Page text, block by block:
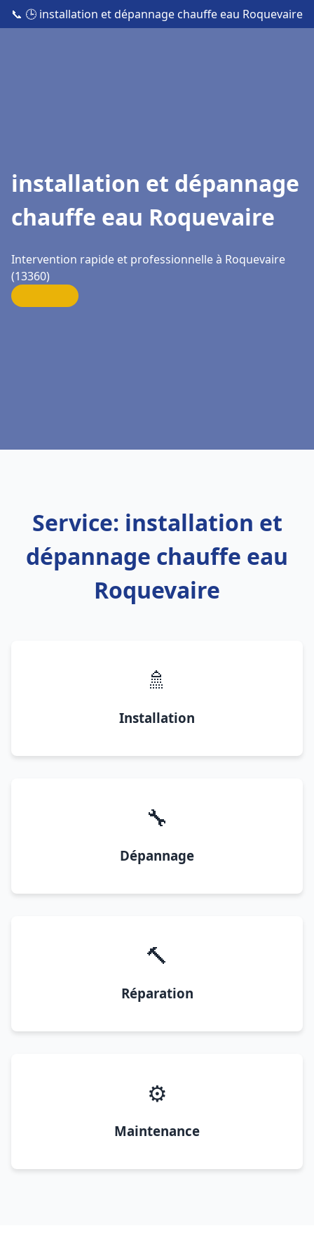
📞 🕒 installation et dépannage chauffe eau Roquevaire
installation et dépannage
chauffe eau Roquevaire
Intervention rapide et professionnelle à Roquevaire
(13360)
Service: installation et
dépannage chauffe eau
Roquevaire
🚿
Installation
🔧
Dépannage
🔨
Réparation
⚙️
Maintenance